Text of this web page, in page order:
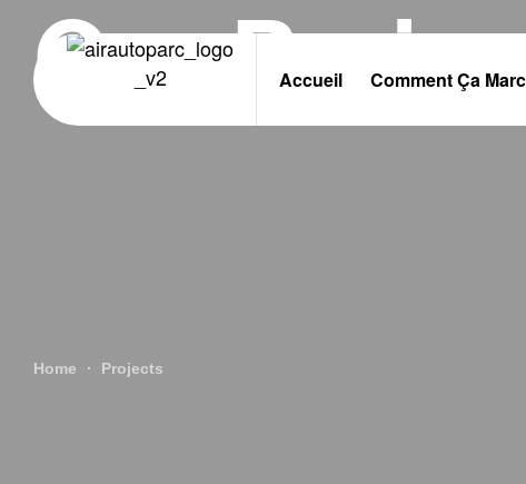
Accueil Comment Ça
Our
Home Projects